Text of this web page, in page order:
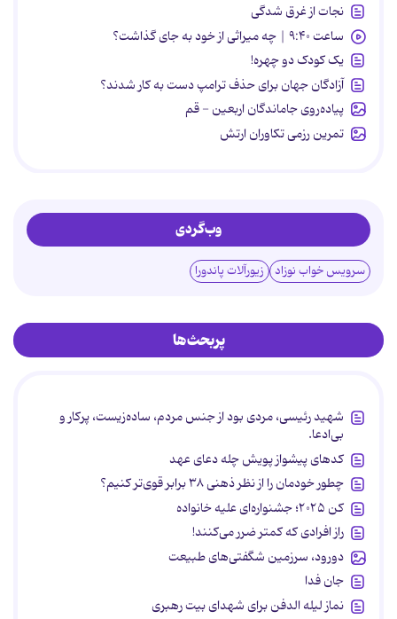
نجات از غرق شدگی
ساعت ۹:۴۰ | چه میراثی از خود به جای گذاشت؟
یک کودک دو چهره!
آزادگان جهان برای حذف ترامپ دست به کار شدند؟
پیاده‌روی جاماندگان اربعین - قم
تمرین رزمی تکاوران ارتش
وب‌گردی
سرویس خواب نوزاد زیورآلات پاندورا
پربحث‌ها
شهید رئیسی، مردی بود از جنس مردم، ساده‌زیست، پرکار و
بی‌ادعا.
کدهای پیشواز پویش چله دعای عهد
چطور خودمان را از نظر ذهنی ۳۸ برابر قوی‌تر کنیم؟
کن ۲۰۲۵؛ جشنواره‌ای علیه خانواده
راز افرادی که کمتر ضرر می‌کنند!
دورود، سرزمین شگفتی‌های طبیعت
جان فدا
نماز لیله الدفن برای شهدای بیت رهبری